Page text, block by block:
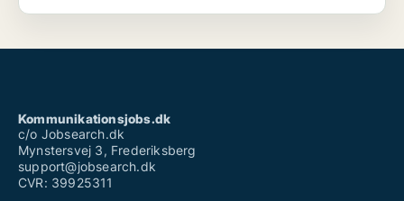
af årsagerne til, at jeg er en god kollega og samtidig
arbejde produktiv og effektiv. Derudover kan jeg
omstændigheder, jeg befinder mig i.
Kommunikationsjobs.dk
c/o Jobsearch.dk
Mynstersvej 3, Frederiksberg
support@jobsearch.dk
CVR: 39925311